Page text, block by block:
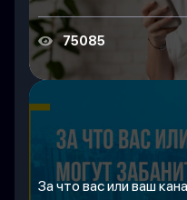
75085
За что вас или ваш